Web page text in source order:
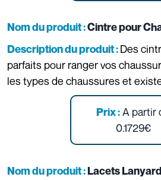
Nom du produit :Cintre pour
Description du produit :Des
parfaits pour ranger vos
les types de chaussures et
Prix :A partir
0.1729€
Nom du produit :Lacets